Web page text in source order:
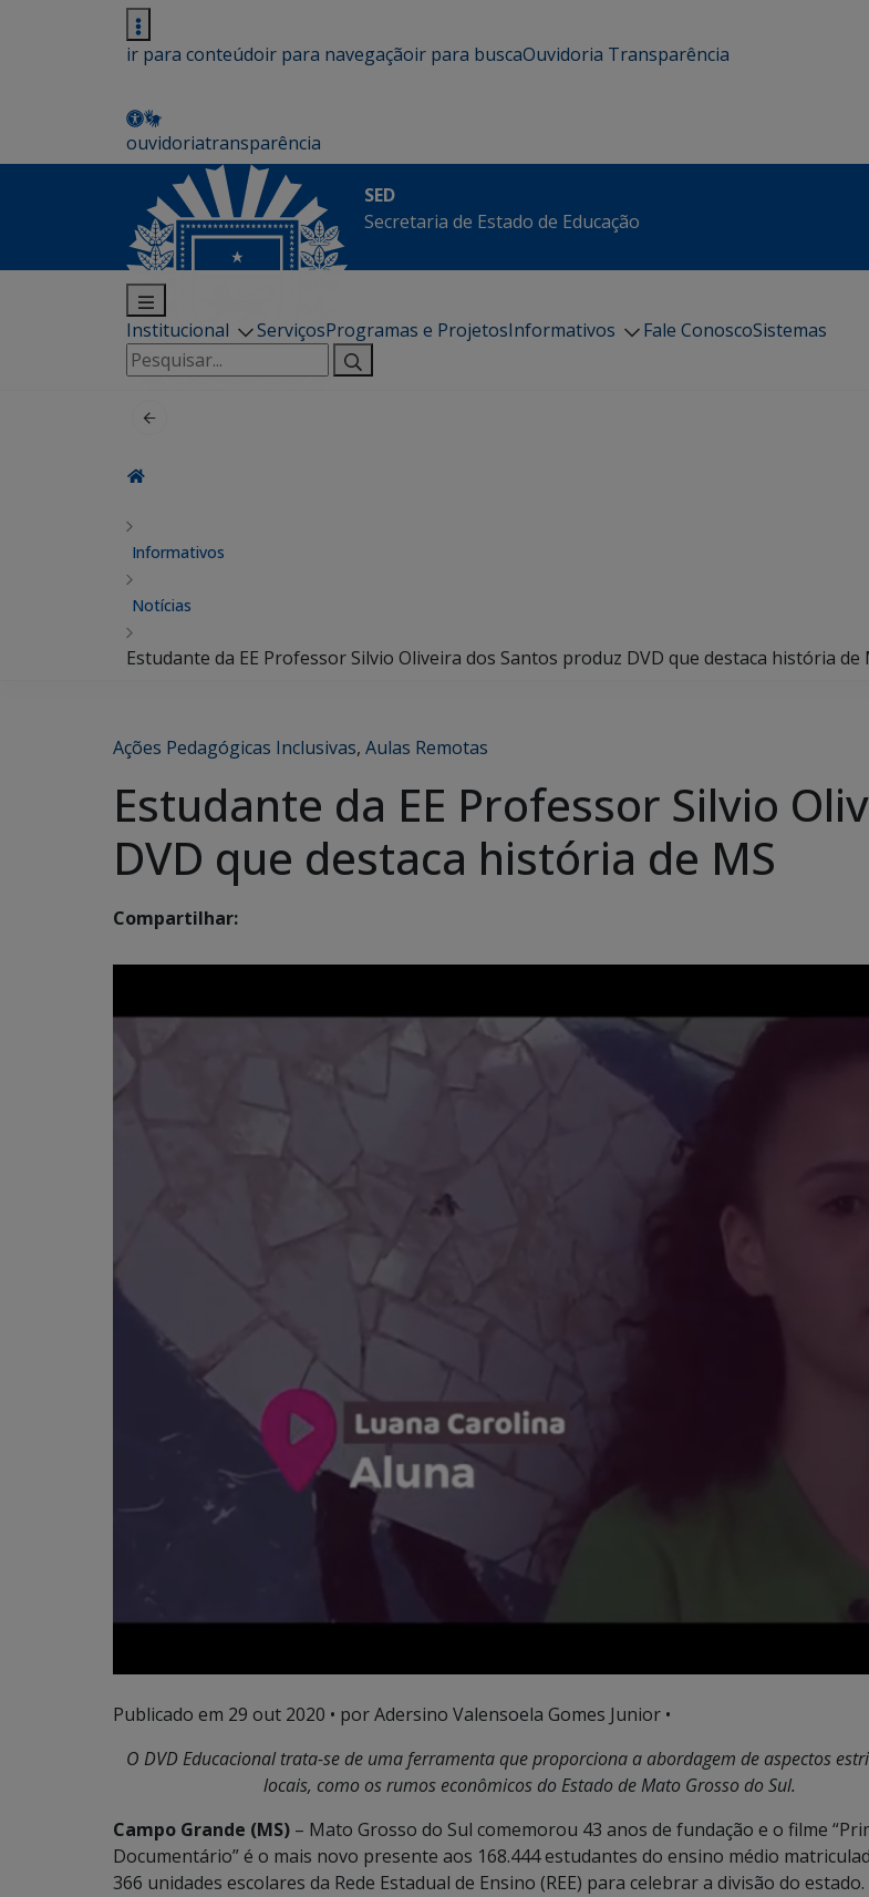
ir para conteúdoir para navegaçãoir para buscaOuvidoria Transparência
ouvidoriatransparência
SED
Secretaria de Estado de Educação
Institucional ServiçosProgramas e ProjetosInformativos Fale ConoscoSistemas
Pesquisar
por:
Informativos
Notícias
Estudante da EE Professor Silvio Oliveira dos Santos produz DVD que destaca história de
Ações Pedagógicas Inclusivas, Aulas Remotas
Estudante da EE Professor Silvio
DVD que destaca história de MS
Compartilhar:
Publicado em 29 out 2020 • por Adersino Valensoela Gomes Junior •
O DVD Educacional trata-se de uma ferramenta que proporciona a abordagem de aspectos
locais, como os rumos econômicos do Estado de Mato Grosso do Sul.
Campo Grande (MS) – Mato Grosso do Sul comemorou 43 anos de fundação e o filme
Documentário” é o mais novo presente aos 168.444 estudantes do ensino médio
366 unidades escolares da Rede Estadual de Ensino (REE) para celebrar a divisão do estado.